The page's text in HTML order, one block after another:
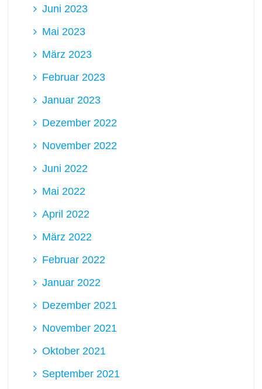
Juni 2023
Mai 2023
März 2023
Februar 2023
Januar 2023
Dezember 2022
November 2022
Juni 2022
Mai 2022
April 2022
März 2022
Februar 2022
Januar 2022
Dezember 2021
November 2021
Oktober 2021
September 2021